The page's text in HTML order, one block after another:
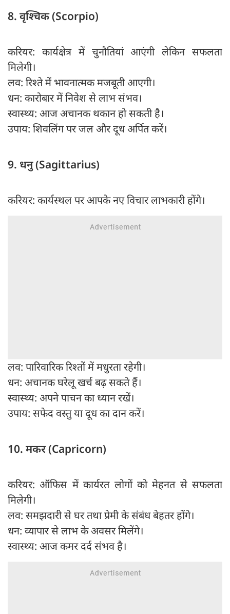
8. वृश्चिक (Scorpio)
करियर: कार्यक्षेत्र में चुनौतियां आएंगी लेकिन सफलता
मिलेगी।
लव: रिश्ते में भावनात्मक मजबूती आएगी।
धन: कारोबार में निवेश से लाभ संभव।
स्वास्थ्य: आज अचानक थकान हो सकती है।
उपाय: शिवलिंग पर जल और दूध अर्पित करें।
9. धनु (Sagittarius)
करियर: कार्यस्थल पर आपके नए विचार लाभकारी होंगे।
लव: पारिवारिक रिश्तों में मधुरता रहेगी।
धन: अचानक घरेलू खर्च बढ़ सकते हैं।
स्वास्थ्य: अपने पाचन का ध्यान रखें।
उपाय: सफेद वस्तु या दूध का दान करें।
10. मकर (Capricorn)
करियर: ऑफिस में कार्यरत लोगों को मेहनत से सफलता
मिलेगी।
लव: समझदारी से घर तथा प्रेमी के संबंध बेहतर होंगे।
धन: व्यापार से लाभ के अवसर मिलेंगे।
स्वास्थ्य: आज कमर दर्द संभव है।